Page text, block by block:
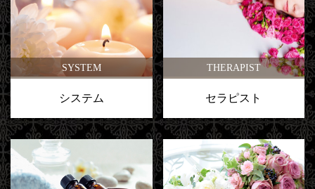
SYSTEM
システム
THERAPIST
セラピスト